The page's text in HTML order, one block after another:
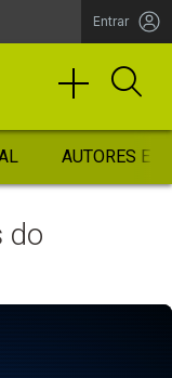
Entrar
AUTORES
do